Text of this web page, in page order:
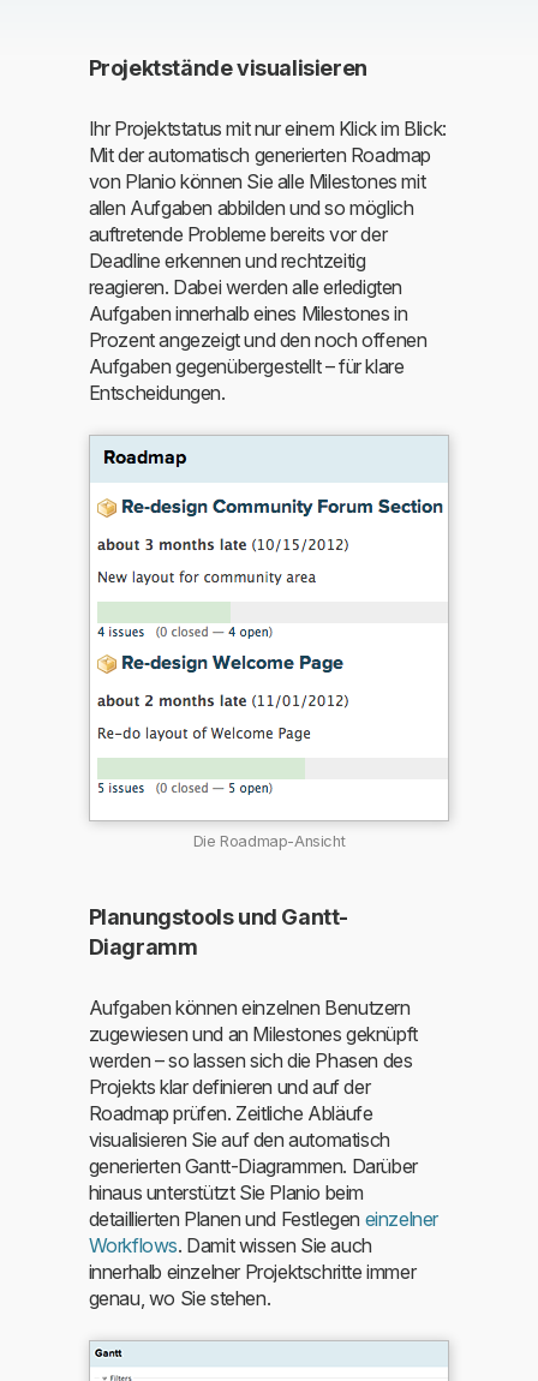
Projektstände visualisieren
Ihr Projektstatus mit nur einem Klick im Blick:
Mit der automatisch generierten Roadmap
von Planio können Sie alle Milestones mit
allen Aufgaben abbilden und so möglich
auftretende Probleme bereits vor der
Deadline erkennen und rechtzeitig
reagieren. Dabei werden alle erledigten
Aufgaben innerhalb eines Milestones in
Prozent angezeigt und den noch offenen
Aufgaben gegenübergestellt – für klare
Entscheidungen.
Die Roadmap-Ansicht
Planungstools und Gantt-
Diagramm
Aufgaben können einzelnen Benutzern
zugewiesen und an Milestones geknüpft
werden – so lassen sich die Phasen des
Projekts klar definieren und auf der
Roadmap prüfen. Zeitliche Abläufe
visualisieren Sie auf den automatisch
generierten Gantt-Diagrammen. Darüber
hinaus unterstützt Sie Planio beim
detaillierten Planen und Festlegen einzelner
Workflows. Damit wissen Sie auch
innerhalb einzelner Projektschritte immer
genau, wo Sie stehen.